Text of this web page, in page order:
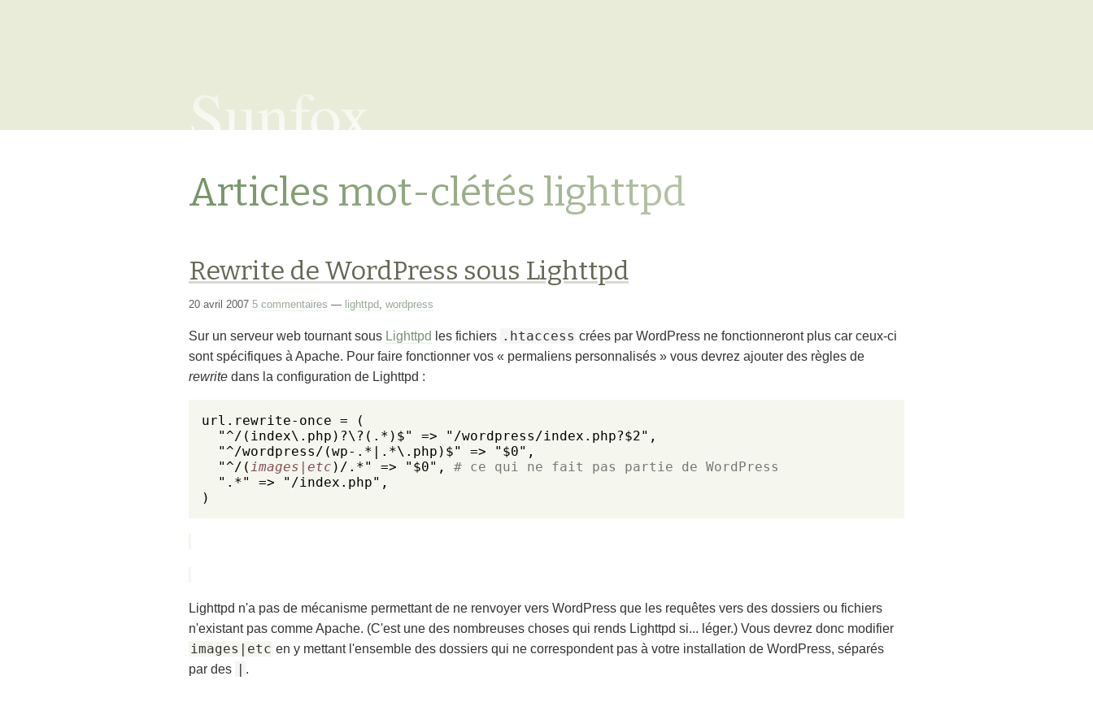
Sunfox
Articles mot-clétés lighttpd
Rewrite de WordPress sous Lighttpd
20 avril 2007 5 commentaires — lighttpd wordpress
Sur un serveur web tournant sous Lighttpd les fichiers .htaccess crées par WordPress ne fonctionneront plus car ceux-ci
sont spécifiques à Apache. Pour faire fonctionner vos « permaliens personnalisés » vous devrez ajouter des règles de
rewrite dans la configuration de Lighttpd :
url.rewrite-once = (
  "^/(index\.php)?\?(.*)$" => "/wordpress/index.php?$2",
  "^/wordpress/(wp-.*|.*\.php)$" => "$0",
  "^/(
images|etc )/.*" => "$0", # ce qui ne fait pas partie de WordPress
  ".*" => "/index.php",
)
Lighttpd n'a pas de mécanisme permettant de ne renvoyer vers WordPress que les requêtes vers des dossiers ou fichiers
n'existant pas comme Apache. (C'est une des nombreuses choses qui rends Lighttpd si... léger.) Vous devrez donc modifier
images|etc en y mettant l'ensemble des dossiers qui ne correspondent pas à votre installation de WordPress, séparés
par des | .